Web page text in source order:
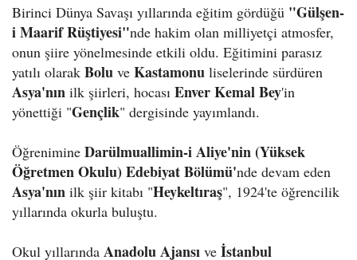
Birinci Dünya Savaşı yıllarında eğitim gördüğü "Gülşen-
i Maarif Rüştiyesi"nde hakim olan milliyetçi atmosfer,
onun şiire yönelmesinde etkili oldu. Eğitimini parasız
yatılı olarak Bolu ve Kastamonu liselerinde sürdüren
Asya'nın ilk şiirleri, hocası Enver Kemal Bey'in
yönettiği "Gençlik" dergisinde yayımlandı.
Öğrenimine Darülmuallimin-i Aliye'nin (Yüksek
Öğretmen Okulu) Edebiyat Bölümü'nde devam eden
Asya'nın ilk şiir kitabı "Heykeltıraş", 1924'te öğrencilik
yıllarında okurla buluştu.
Okul yıllarında Anadolu Ajansı ve İstanbul